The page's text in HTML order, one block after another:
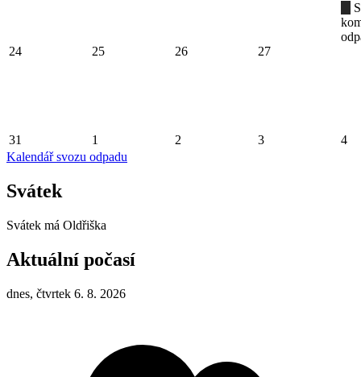
24 25 26 27
31 1 2 3
4
Kalendář svozu odpadu
Svátek
Svátek má Oldřiška
Aktuální počasí
dnes, čtvrtek 6. 8. 2026